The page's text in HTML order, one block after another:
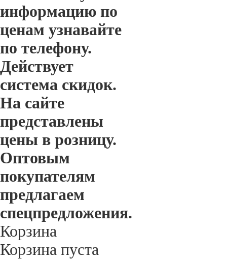
информацию по
ценам узнавайте
по телефону.
Действует
система скидок.
На сайте
представлены
цены в розницу.
Оптовым
покупателям
предлагаем
спецпредложения.
Корзина
Корзина пуста